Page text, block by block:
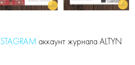
аккаунт журнала ALTYN